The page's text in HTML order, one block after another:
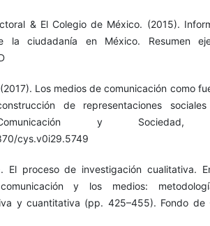
& El Colegio de México. (2015).
la ciudadanía en México. Resumen
Los medios de comunicación como
de representaciones
y Sociedad,
cys.v0i29.5749
El proceso de investigación cualitativa.
y los medios:
y cuantitativa (pp. 425–455). Fondo de